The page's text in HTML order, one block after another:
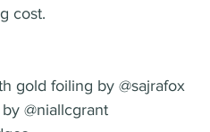
cost.
gold foiling by @sajrafox
@niallcgrant